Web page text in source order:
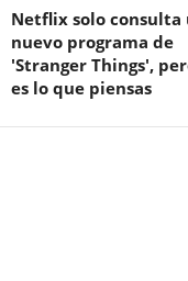
Netflix solo consulta
nuevo programa de
'Stranger Things',
es lo que piensas